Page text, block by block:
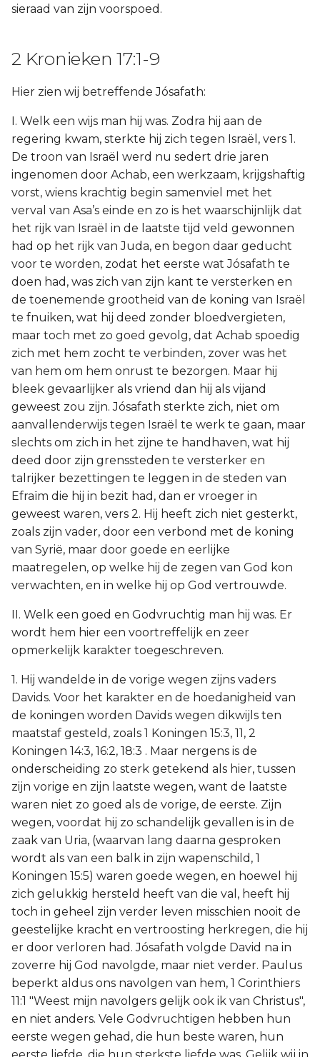
sieraad van zijn voorspoed.
2 Kronieken 17:1-9
Hier zien wij betreffende Jósafath:
I. Welk een wijs man hij was. Zodra hij aan de
regering kwam, sterkte hij zich tegen Israël, vers 1.
De troon van Israël werd nu sedert drie jaren
ingenomen door Achab, een werkzaam, krijgshaftig
vorst, wiens krachtig begin samenviel met het
verval van Asa’s einde en zo is het waarschijnlijk dat
het rijk van Israël in de laatste tijd veld gewonnen
had op het rijk van Juda, en begon daar geducht
voor te worden, zodat het eerste wat Jósafath te
doen had, was zich van zijn kant te versterken en
de toenemende grootheid van de koning van Israël
te fnuiken, wat hij deed zonder bloedvergieten,
maar toch met zo goed gevolg, dat Achab spoedig
zich met hem zocht te verbinden, zover was het
van hem om hem onrust te bezorgen. Maar hij
bleek gevaarlijker als vriend dan hij als vijand
geweest zou zijn. Jósafath sterkte zich, niet om
aanvallenderwijs tegen Israël te werk te gaan, maar
slechts om zich in het zijne te handhaven, wat hij
deed door zijn grenssteden te versterker en
talrijker bezettingen te leggen in de steden van
Efraïm die hij in bezit had, dan er vroeger in
geweest waren, vers 2. Hij heeft zich niet gesterkt,
zoals zijn vader, door een verbond met de koning
van Syrië, maar door goede en eerlijke
maatregelen, op welke hij de zegen van God kon
verwachten, en in welke hij op God vertrouwde.
II. Welk een goed en Godvruchtig man hij was. Er
wordt hem hier een voortreffelijk en zeer
opmerkelijk karakter toegeschreven.
1. Hij wandelde in de vorige wegen zijns vaders
Davids. Voor het karakter en de hoedanigheid van
de koningen worden Davids wegen dikwijls ten
maatstaf gesteld, zoals 1 Koningen 15:3, 11, 2
Koningen 14:3, 16:2, 18:3 . Maar nergens is de
onderscheiding zo sterk getekend als hier, tussen
zijn vorige en zijn laatste wegen, want de laatste
waren niet zo goed als de vorige, de eerste. Zijn
wegen, voordat hij zo schandelijk gevallen is in de
zaak van Uria, (waarvan lang daarna gesproken
wordt als van een balk in zijn wapenschild, 1
Koningen 15:5) waren goede wegen, en hoewel hij
zich gelukkig hersteld heeft van die val, heeft hij
toch in geheel zijn verder leven misschien nooit de
geestelijke kracht en vertroosting herkregen, die hij
er door verloren had. Jósafath volgde David na in
zoverre hij God navolgde, maar niet verder. Paulus
beperkt aldus ons navolgen van hem, 1 Corinthiers
11:1 "Weest mijn navolgers gelijk ook ik van Christus",
en niet anders. Vele Godvruchtigen hebben hun
eerste wegen gehad, die hun beste waren, hun